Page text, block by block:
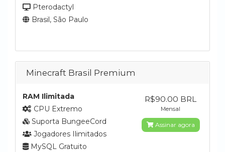
Pterodactyl
Brasil, São Paulo
Minecraft Brasil Premium
RAM Ilimitada
CPU Extremo
Suporta BungeeCord
Jogadores Ilimitados
MySQL Gratuito
R$90.00 BRL
Mensal
Assinar agora